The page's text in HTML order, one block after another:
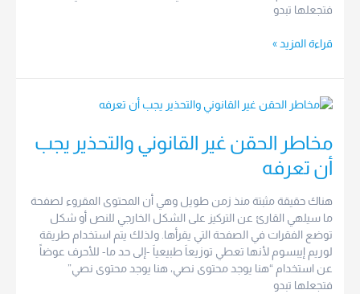
فتجعلها تبدو
قراءة المزيد »
مخاطر الحقن غير القانوني والتحذير يجب
أن تعرفه
هناك حقيقة مثبتة منذ زمن طويل وهي أن المحتوى المقروء لصفحة
ما سيلهي القارئ عن التركيز على الشكل الخارجي للنص أو شكل
توضع الفقرات في الصفحة التي يقرأها. ولذلك يتم استخدام طريقة
لوريم إيبسوم لأنها تعطي توزيعاَ طبيعياَ -إلى حد ما- للأحرف عوضاً
عن استخدام “هنا يوجد محتوى نصي، هنا يوجد محتوى نصي”
فتجعلها تبدو
مخاطر
القانوني
والتحذير
أن
تعرفه